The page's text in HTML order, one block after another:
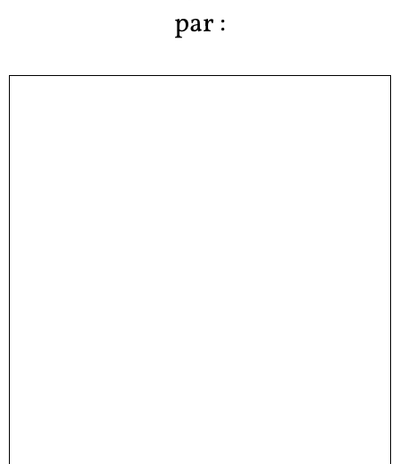
par :